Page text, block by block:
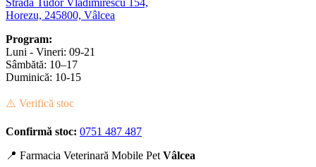
Horezu, 245800, Vâlcea
Program:
Luni - Vineri: 09-21
Sâmbătă: 10–17
Duminică: 10-15
⚠️ Verifică stoc
Confirmă stoc: 0751 487 487
📍 Farmacia Veterinară Mobile Pet Vâlcea